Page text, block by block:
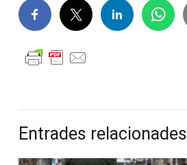
Entrades relacionades